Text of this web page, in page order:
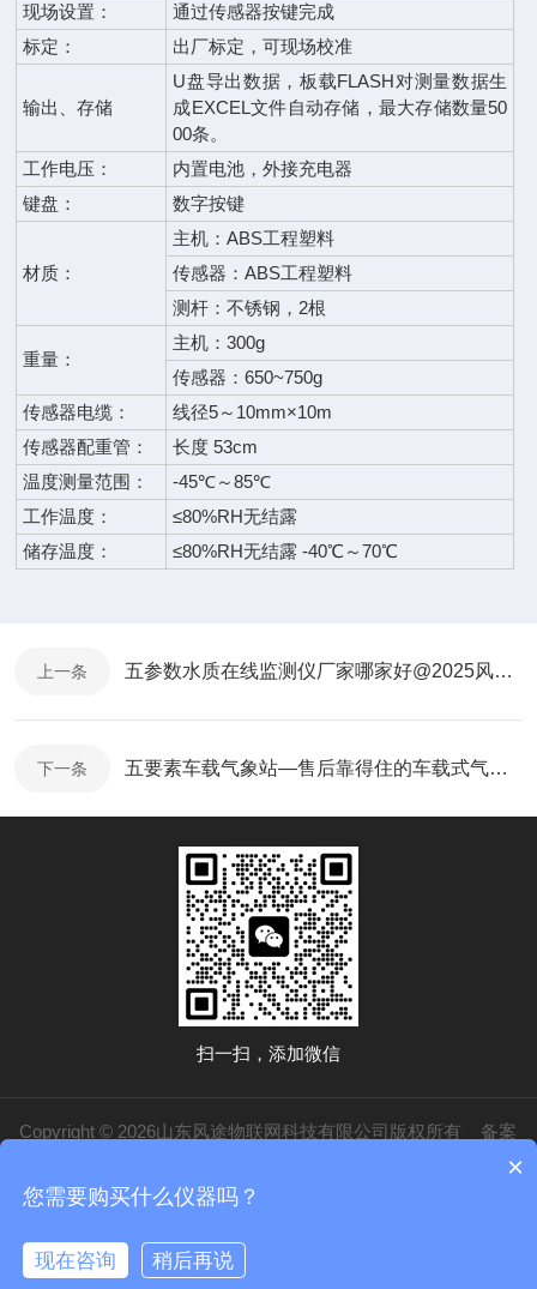
现场设置：
通过传感器按键完成
标定：
出厂标定，可现场校准
输出、存储
U盘导出数据，板载FLASH对测量数据生
成EXCEL文件自动存储，最大存储数量50
00条。
工作电压：
内置电池，外接充电器
键盘：
数字按键
材质：
主机：ABS工程塑料
传感器：ABS工程塑料
测杆：不锈钢，2根
重量：
主机：300g
传感器：650~750g
传感器电缆：
线径5～10mm×10m
传感器配重管：
长度 53cm
温度测量范围：
-45℃～85℃
工作温度：
≤80%RH无结露
储存温度：
≤80%RH无结露 -40℃～70℃
上一条 五参数水质在线监测仪厂家哪家好@2025风途科技已更新
下一条 五要素车载气象站—售后靠得住的车载式气象站@2025全国发货
扫一扫，添加微信
Copyright © 2026山东风途物联网科技有限公司版权所有 备案
技术支持：化工仪器网
鲁公网安备37079402370840
×
您需要购买什么仪器吗？
现在咨询 稍后再说
在线咨询